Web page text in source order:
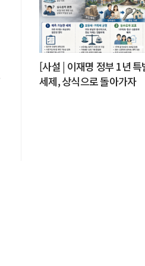
[사설 | 이재명 정부 1년
세제, 상식으로 돌아가자